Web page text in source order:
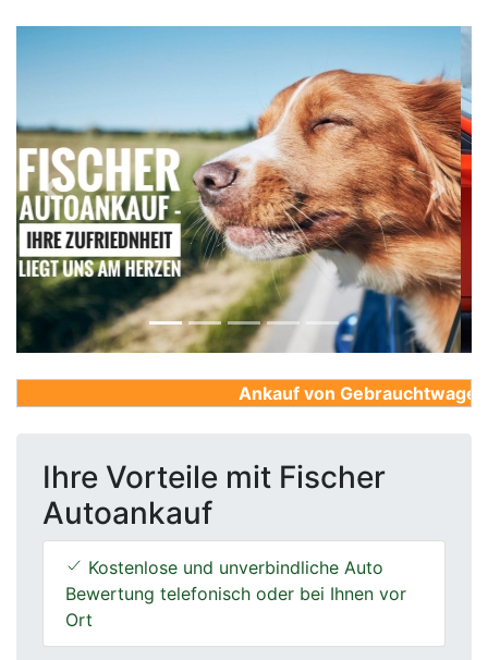
Previous Next
Ankauf von
Ihre Vorteile mit Fischer
Autoankauf
Kostenlose und unverbindliche Auto
Bewertung telefonisch oder bei Ihnen vor
Ort